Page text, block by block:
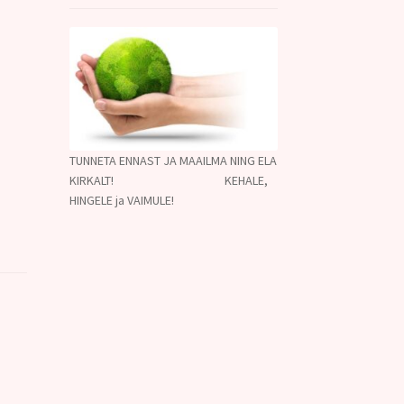
TUNNETA ENNAST JA MAAILMA NING ELA
KIRKALT! KEHALE,
HINGELE ja VAIMULE!